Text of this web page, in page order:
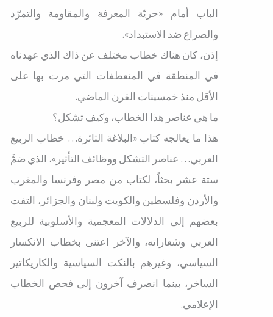
الباب أمام «حريّة المعرفة والمقاومة والتمرّد
والصراع ضد الاستبداد».
إذن، كان هناك خطاب مختلف عن ذاك الذي عهدناه
في المنطقة في المنعطفات التي مرت بها على
الأقل منذ خمسينات القرن الماضي.
ما هي عناصر هذا الخطاب، وكيف تشكل؟
هذا ما يعالجه كتاب «البلاغة الثائرة… خطاب الربيع
العربي… عناصر التشكل ووظائف التأثير»، الذي ضمَّ
ستة عشر بحثاً، لكتاب من مصر وفرنسا والمغرب
والأردن وفلسطين والكويت ولبنان والجزائر، التفت
بعضهم إلى الدلالات المعجمية والأسلوبية للربيع
العربي وشعاراته، والآخر اعتنى بخطاب الانكسار
السياسي، وغيرهم بالنكت السياسية والكاريكاتير
الساخر، بينما انصرف آخرون إلى فحص الخطاب
الإعلامي.